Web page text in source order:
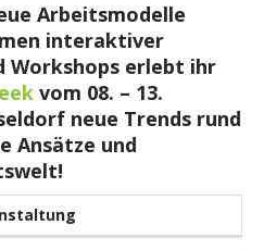
Arbeitsmodelle
interaktiver
Workshops erlebt ihr
vom 08. – 13.
neue Trends rund
Ansätze und